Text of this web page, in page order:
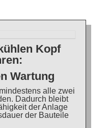
Kopf
Wartung
alle zwei
Dadurch bleibt
der Anlage
der Bauteile